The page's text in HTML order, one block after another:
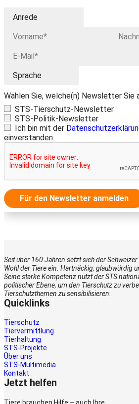
Wählen Sie, welche(n) Newsletter Sie
STS-Tierschutz-Newsletter
STS-Politik-Newsletter
Ich bin mit der
einverstanden.
Für den Newsletter anmelden
Seit über 160 Jahren setzt sich der
Wohl der Tiere ein. Hartnäckig, glaubwürdig
Seine starke Kompetenz nutzt der STS
politischer Ebene, um den Tierschutz zu
Tierschutzthemen zu sensibilisieren.
Quicklinks
Tierschutz
Tiervermittlung
Tierhaltung
STS-Projekte
Über uns
STS-Multimedia
Kontakt
Jetzt helfen